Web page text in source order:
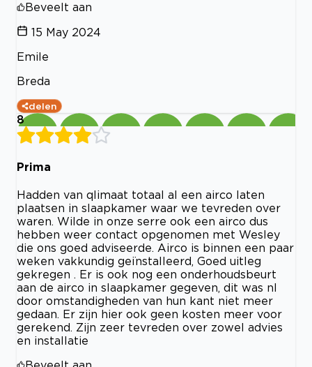
Beveelt aan
15 May 2024
Emile
Breda
delen
8
Prima
Hadden van qlimaat totaal al een airco laten
plaatsen in slaapkamer waar we tevreden over
waren. Wilde in onze serre ook een airco dus
hebben weer contact opgenomen met Wesley
die ons goed adviseerde. Airco is binnen een paar
weken vakkundig geïnstalleerd, Goed uitleg
gekregen . Er is ook nog een onderhoudsbeurt
aan de airco in slaapkamer gegeven, dit was nl
door omstandigheden van hun kant niet meer
gedaan. Er zijn hier ook geen kosten meer voor
gerekend. Zijn zeer tevreden over zowel advies
en installatie